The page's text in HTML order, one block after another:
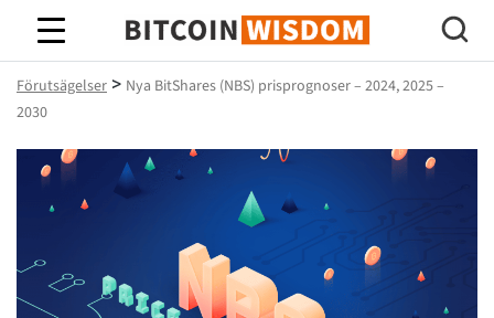
Bitcoin Wisdom
Förutsägelser > Nya BitShares (NBS) prisprognoser – 2024, 2025 –
2030